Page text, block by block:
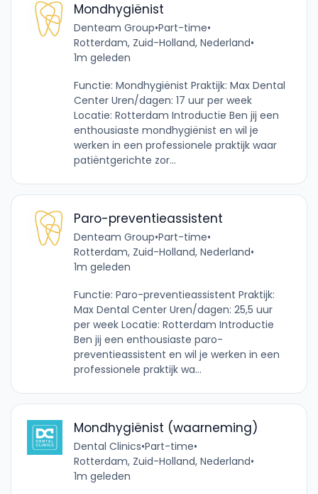
Mondhygiënist
Denteam Group•Part-time•
Rotterdam, Zuid-Holland, Nederland•
1m geleden
Functie: Mondhygiënist Praktijk: Max Dental
Center Uren/dagen: 17 uur per week
Locatie: Rotterdam Introductie Ben jij een
enthousiaste mondhygiënist en wil je
werken in een professionele praktijk waar
patiëntgerichte zor...
Paro-preventieassistent
Denteam Group•Part-time•
Rotterdam, Zuid-Holland, Nederland•
1m geleden
Functie: Paro-preventieassistent Praktijk:
Max Dental Center Uren/dagen: 25,5 uur
per week Locatie: Rotterdam Introductie
Ben jij een enthousiaste paro-
preventieassistent en wil je werken in een
professionele praktijk wa...
Mondhygiënist (waarneming)
Dental Clinics•Part-time•
Rotterdam, Zuid-Holland, Nederland•
1m geleden